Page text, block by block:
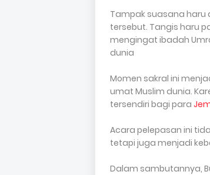
Tampak suasana haru
tersebut. Tangis haru
mengingat ibadah
dunia
Momen sakral ini
umat Muslim dunia.
tersendiri bagi para
Acara pelepasan ini
tetapi juga menjadi
Dalam sambutannya,